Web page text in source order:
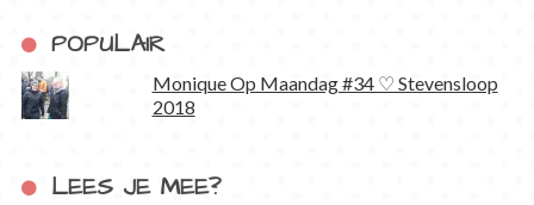
POPULAIR
Monique Op Maandag #34 ♡ Stevensloop
2018
LEES JE MEE?